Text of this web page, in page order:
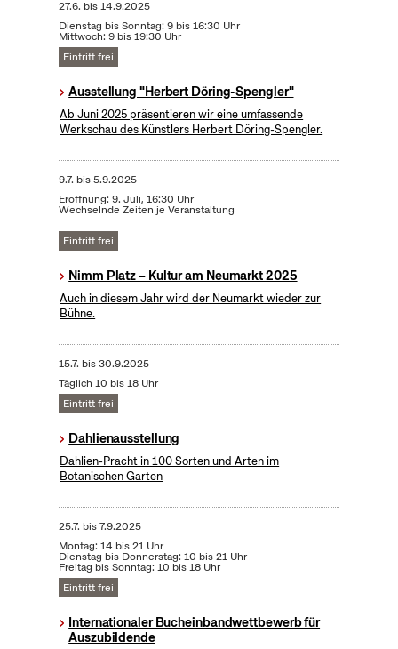
27.6. bis14.9.2025
Dienstag bis Sonntag: 9 bis 16:30 Uhr
Mittwoch: 9 bis 19:30 Uhr
Eintritt frei
Ausstellung "Herbert Döring-Spengler"
Ab Juni 2025 präsentieren wir eine umfassende
Werkschau des Künstlers Herbert Döring-Spengler.
9.7. bis5.9.2025
Eröffnung: 9. Juli, 16:30 Uhr
Wechselnde Zeiten je Veranstaltung
Eintritt frei
Nimm Platz – Kultur am Neumarkt 2025
Auch in diesem Jahr wird der Neumarkt wieder zur
Bühne.
15.7. bis30.9.2025
Täglich 10 bis 18 Uhr
Eintritt frei
Dahlienausstellung
Dahlien-Pracht in 100 Sorten und Arten im
Botanischen Garten
25.7. bis7.9.2025
Montag: 14 bis 21 Uhr
Dienstag bis Donnerstag: 10 bis 21 Uhr
Freitag bis Sonntag: 10 bis 18 Uhr
Eintritt frei
Internationaler Bucheinbandwettbewerb für
Auszubildende